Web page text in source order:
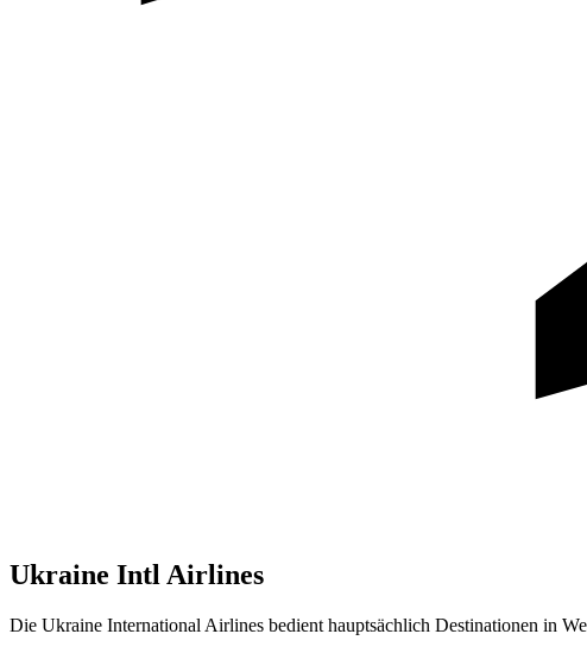
Ukraine Intl Airlines
Die Ukraine International Airlines bedient hauptsächlich Destinationen in